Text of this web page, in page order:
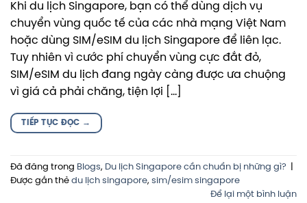
Khi du lịch Singapore, bạn có thể dùng dịch vụ
chuyển vùng quốc tế của các nhà mạng Việt Nam
hoặc dùng SIM/eSIM du lịch Singapore để liên lạc.
Tuy nhiên vì cước phí chuyển vùng cực đắt đỏ,
SIM/eSIM du lịch đang ngày càng được ưa chuộng
vì giá cả phải chăng, tiện lợi […]
TIẾP TỤC ĐỌC →
Đã đăng trong Blogs, Du lịch Singapore cần chuẩn bị những gì?
Được gắn thẻ du lịch singapore, sim/esim singapore
Để lại một bình luận